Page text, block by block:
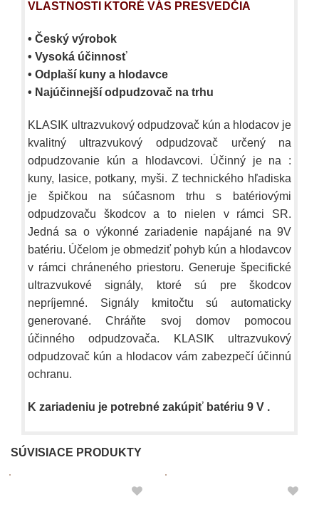
VLASTNOSTI KTORÉ VÁS PRESVEDČIA
• Český výrobok
• Vysoká účinnosť
• Odplaší kuny a hlodavce
• Najúčinnejší odpudzovač na trhu
KLASIK ultrazvukový odpudzovač kún a hlodacov je
kvalitný ultrazvukový odpudzovač určený na
odpudzovanie kún a hlodavcovi. Účinný je na :
kuny, lasice, potkany, myši. Z technického hľadiska
je špičkou na súčasnom trhu s batériovými
odpudzovaču škodcov a to nielen v rámci SR.
Jedná sa o výkonné zariadenie napájané na 9V
batériu. Účelom je obmedziť pohyb kún a hlodavcov
v rámci chráneného priestoru. Generuje špecifické
ultrazvukové signály, ktoré sú pre škodcov
nepríjemné. Signály kmitočtu sú automaticky
generované. Chráňte svoj domov pomocou
účinného odpudzovača. KLASIK ultrazvukový
odpudzovač kún a hlodacov vám zabezpečí účinnú
ochranu.
K zariadeniu je potrebné zakúpiť batériu 9 V .
SÚVISIACE PRODUKTY